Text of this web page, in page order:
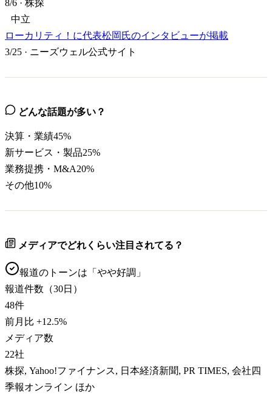
8/6 · 株探
中立
ローカリティ！に代表松岡氏のインタビューが掲載
3/25 · ニーズウェル公式サイト
どんな話題が多い？
決算・業績45%
新サービス・製品25%
業務提携・M&A20%
その他10%
メディアでどれくらい注目されてる？
報道のトーンは「 やや好調 」
報道件数（30日）
48件
前月比 +12.5%
メディア数
22社
株探, Yahoo!ファイナンス, 日本経済新聞, PR TIMES, 会社四
季報オンライン ほか